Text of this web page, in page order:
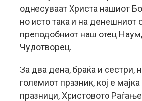
однесуваат Христа нашиот
но исто така и на денешниот
преподобниот наш отец
Чудотворец.
За два дена, браќа и сестри,
големиот празник, кој е мајка
празници, Христовото